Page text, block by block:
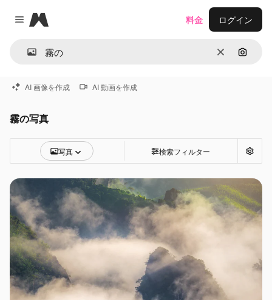
Close menu
Magnific
消去 画像で
料金 ログイン
AI 画像を作成 AI 動画を作成
霧の写真
写真 検索フィルター